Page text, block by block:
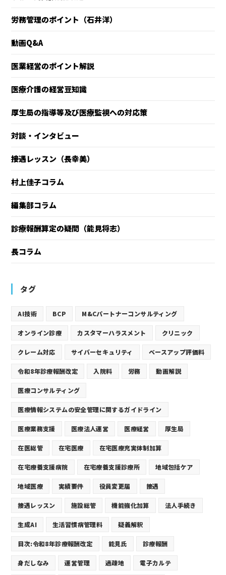
労務管理のポイント（石井洋）
動画Q&A
医業経営のポイント解説
医療介護の経営豆知識
厚生局の指導等及び医療監視への対応策
対談・インタビュー
接遇レッスン（長幸美）
村上佳子コラム
編集部コラム
診療報酬算定の疑問（能見将志）
長コラム
タグ
AI技術 BCP M&Cパートナーコンサルティング
オンライン診療 カスタマーハラスメント クリニック
クレーム対応 サイバーセキュリティ ベースアップ評価料
令和8年診療報酬改定 入院料 労務 動画解説
医療コンサルティング
医療情報システムの安全管理に関するガイドライン
医療業務支援 医療法人運営 医療経営 厚生局
在医総管 在宅医療 在宅医療充実体制加算
在宅療養支援病院 在宅療養支援診療所 地域包括ケア
地域医療 実績要件 役員変更届 接遇
接遇レッスン 施設総管 機能強化加算 法人手続き
生成AI 生活習慣病管理料 疑義解釈
目次:令和8年診療報酬改定 能見氏 診療報酬
身だしなみ 運営管理 過疎地 電子カルテ